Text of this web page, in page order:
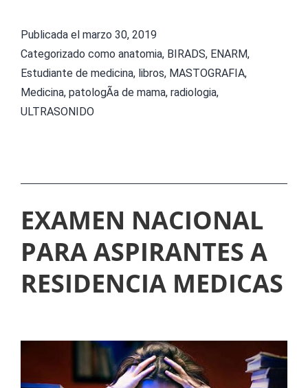
A
D
e
d
c
i
Publicada el marzo 30, 2019
Categorizado como anatomia, BIRADS, ENARM,
Estudiante de medicina, libros, MASTOGRAFIA,
Medicina, patologÃ­a de mama, radiologia,
ULTRASONIDO
EXAMEN NACIONAL
PARA ASPIRANTES A
RESIDENCIA MEDICAS